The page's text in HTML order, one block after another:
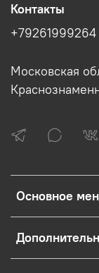
Основное
Контакты
+79261999264
Московская